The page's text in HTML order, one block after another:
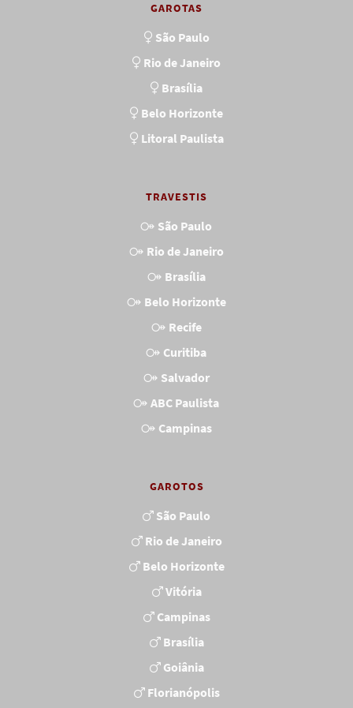
GAROTAS
São Paulo
Rio de Janeiro
Brasília
Belo Horizonte
Litoral Paulista
TRAVESTIS
São Paulo
Rio de Janeiro
Brasília
Belo Horizonte
Recife
Curitiba
Salvador
ABC Paulista
Campinas
GAROTOS
São Paulo
Rio de Janeiro
Belo Horizonte
Vitória
Campinas
Brasília
Goiânia
Florianópolis